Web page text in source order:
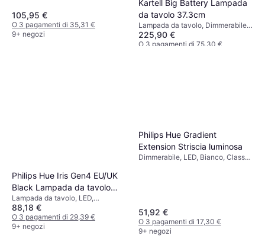
105,95 €
O 3 pagamenti di 35,31 €
9+ negozi
Kartell Big Battery Lampada
da tavolo 37.3cm
Lampada da tavolo, Dimmerabile,
LED, Interruttore incorporato,
Alimentato a batteria, Giallo,
225,90 €
O 3 pagamenti di 75,30 €
Philips Hue Iris Gen4 EU/UK
Black Lampada da tavolo
19.4cm
Lampada da tavolo, LED,
Dimmerabile, Nero, Metallo,
Classe IP: IP20
88,18 €
O 3 pagamenti di 29,39 €
9+ negozi
Philips Hue Gradient
Extension Striscia luminosa
Dimmerabile, LED, Bianco, Classe
51,92 €
O 3 pagamenti di 17,30 €
9+ negozi